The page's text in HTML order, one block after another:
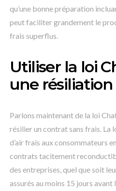
qu’une bonne préparation
peut faciliter grandement le
frais superflus.
Utiliser la loi
une résiliation
Parlons maintenant de la loi
résilier un contrat sans frais. La
d’air frais aux consommateurs
contrats tacitement
des entreprises, quel que soit
assurés au moins 15 jours avant